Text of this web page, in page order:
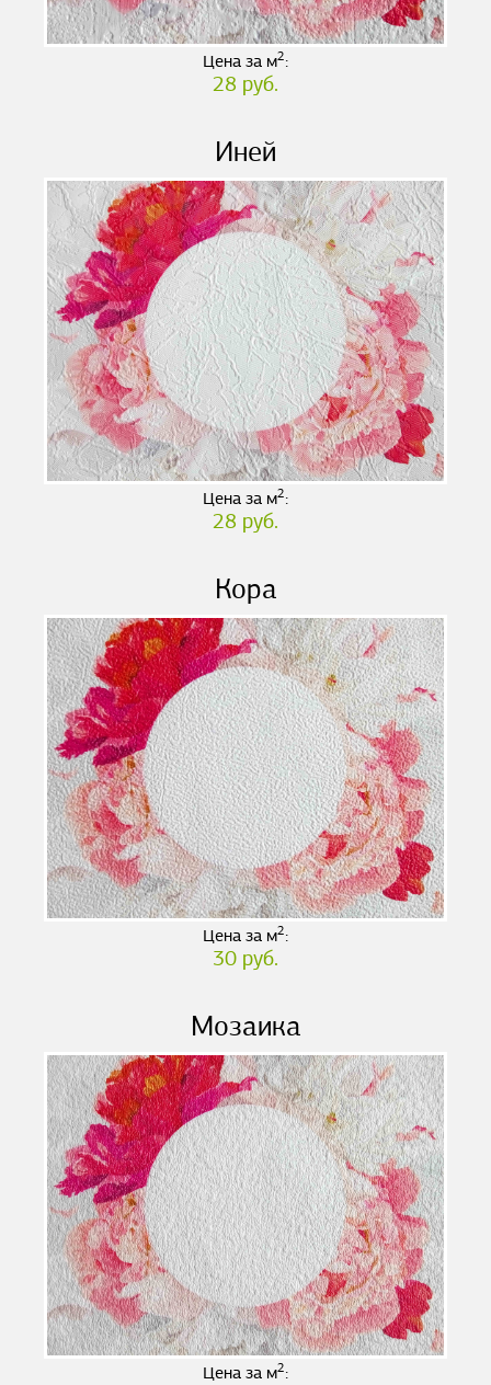
Цена за м2:
28 руб.
Иней
Цена за м2:
28 руб.
Кора
Цена за м2:
30 руб.
Мозаика
Цена за м2: